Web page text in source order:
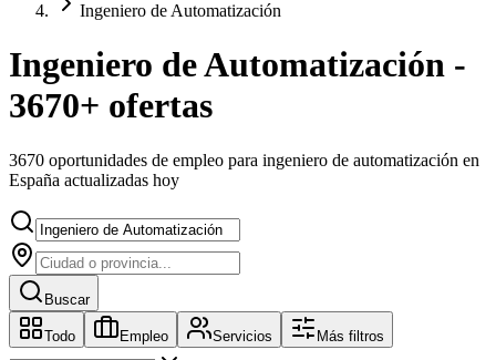
Ingeniero de Automatización
Ingeniero de Automatización -
3670+ ofertas
3670 oportunidades de empleo para ingeniero de automatización en
España actualizadas hoy
Buscar
Todo Empleo Servicios Más filtros